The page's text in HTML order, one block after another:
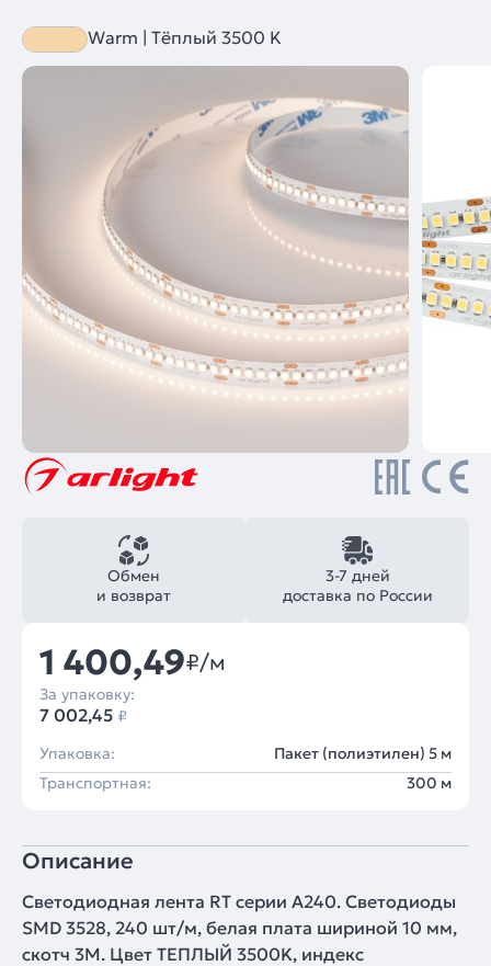
Warm | Тёплый 3500 K
3-7 дней
доставка по России
Обмен
и возврат
1 400,49₽/м
За упаковку:
7 002,45 ₽
Упаковка:
Пакет (полиэтилен) 5 м
Транспортная:
300 м
Описание
Светодиодная лента RT серии A240. Светодиоды
SMD 3528, 240 шт/м, белая плата шириной 10 мм,
скотч 3M. Цвет ТЕПЛЫЙ 3500K, индекс